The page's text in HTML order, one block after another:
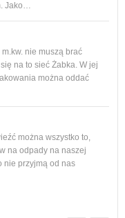
Jako…
nie muszą brać
na to sieć Żabka. W jej
można oddać
można wszystko to,
na odpady na naszej
nie przyjmą od nas